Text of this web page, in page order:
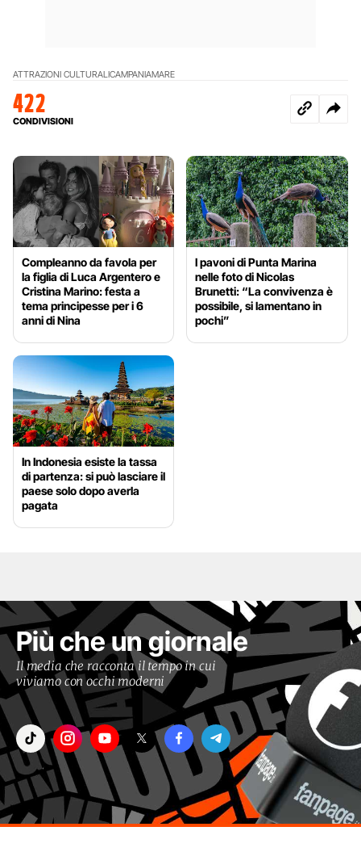
ATTRAZIONI CULTURALICAMPANIAMARE
422
CONDIVISIONI
Compleanno da favola per
la figlia di Luca Argentero e
Cristina Marino: festa a
tema principesse per i 6
anni di Nina
I pavoni di Punta Marina
nelle foto di Nicolas
Brunetti: “La convivenza è
possibile, si lamentano in
pochi”
In Indonesia esiste la tassa
di partenza: si può lasciare il
paese solo dopo averla
pagata
Più che un giornale
Il media che racconta il tempo in cui
viviamo con occhi moderni